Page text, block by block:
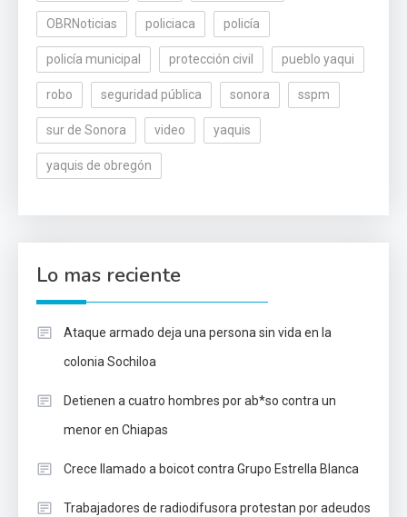
OBRNoticias policiaca policía
policía municipal protección civil pueblo yaqui
robo seguridad pública sonora sspm
sur de Sonora video yaquis
yaquis de obregón
Lo mas reciente
Ataque armado deja una persona sin vida en la
colonia Sochiloa
Detienen a cuatro hombres por ab*so contra un
menor en Chiapas
Crece llamado a boicot contra Grupo Estrella Blanca
Trabajadores de radiodifusora protestan por adeudos